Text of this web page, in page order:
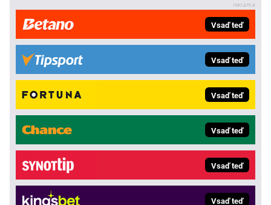
Vsaď teď
Vsaď teď
Vsaď teď
Vsaď teď
Vsaď teď
Vsaď teď